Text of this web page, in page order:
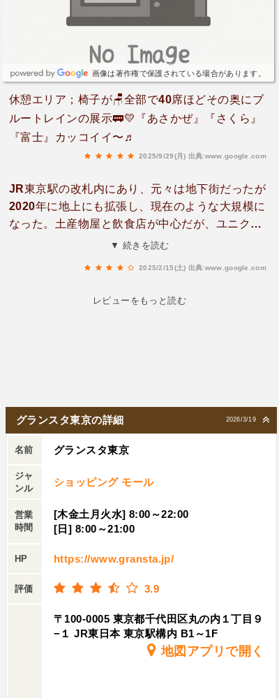
を、「サンドイッチハウス メルヘン」でフルーツ
どちらもとても美味しく、旅の前のちょっとした
贅沢になりました。混雑していてもつい立ち寄り
たくなる、東京駅の魅力が詰まった場所です。
画像は著作権で保護されている場合があります。
休憩エリア；椅子が🪑全部で40席ほどその奥にブ
ルートレインの展示🚃💛『あさかぜ』『さくら』
『富士』カッコイイ〜♬
2025/9/29(月) 出典:www.google.com
JR東京駅の改札内にあり、元々は地下街だったが
2020年に地上にも拡張し、現在のような大規模に
なった。土産物屋と飲食店が中心だが、ユニクロ
等もある。地下一階のエレベーター付近に休憩ス
▼ 続きを読む
2025/2/15(土) 出典:www.google.com
レビューをもっと読む
2026/3/19
グランスタ東京の詳細
名前 グランスタ東京
ジャ
ンル
ショッピング モール
営業
時間
[木金土月火水] 8:00～22:00
[日] 8:00～21:00
HP https://www.gransta.jp/
評価 3.9
〒100-0005 東京都千代田区丸の内１丁目９
−１ JR東日本 東京駅構内 B1～1F
地図アプリで開く